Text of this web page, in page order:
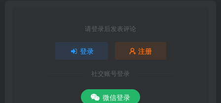
请登录后发表评论
登录 注册
社交账号登录
微信登录